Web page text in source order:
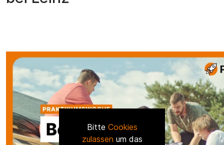
Bitte Cookies
zulassen um das